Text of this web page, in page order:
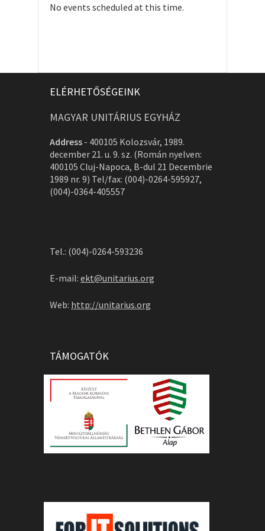
No events scheduled at this time.
ELÉRHETŐSÉGEINK
MAGYAR UNITÁRIUS EGYHÁZ
Address - 400105 Kolozsvár, 1989.
december 21. u. 9. sz. (Román nyelven:
400105 Cluj-Napoca, B-dul 21 Decembrie
1989 nr. 9) Tel/fax: (004)-0264-595927,
(004)-0364-405557
Tel.: (004)-0264-593236
E-mail: ekt@unitarius.org
Web: http://unitarius.org
TÁMOGATÓK